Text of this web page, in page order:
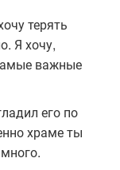
терять
Я хочу,
важные
его по
храме ты